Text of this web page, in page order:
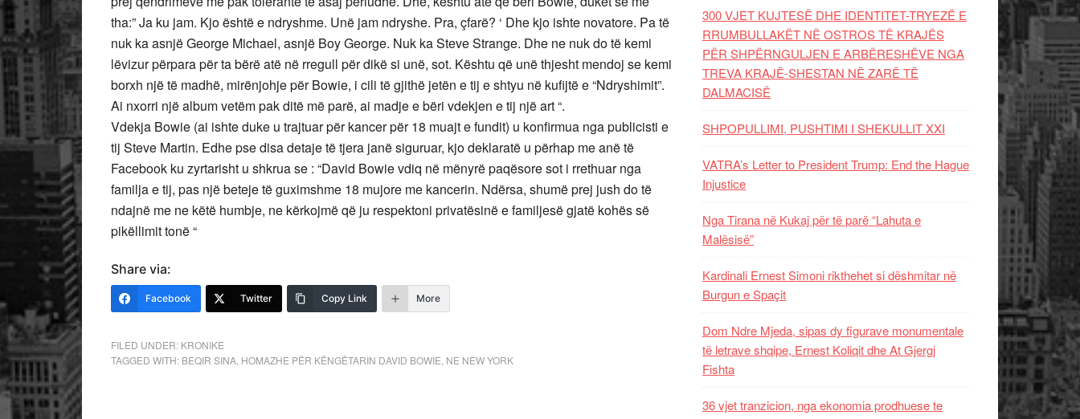
tha:” Ja ku jam. Kjo është e ndryshme. Unë jam ndryshe. Pra, çfarë? ‘ Dhe kjo ishte novatore. Pa të
nuk ka asnjë George Michael, asnjë Boy George. Nuk ka Steve Strange. Dhe ne nuk do të kemi
lëvizur përpara për ta bërë atë në rregull për dikë si unë, sot. Kështu që unë thjesht mendoj se kemi
borxh një të madhë, mirënjohje për Bowie, i cili të gjithë jetën e tij e shtyu në kufijtë e “Ndryshimit”.
Ai nxorri një album vetëm pak ditë më parë, ai madje e bëri vdekjen e tij një art “.
Vdekja Bowie (ai ishte duke u trajtuar për kancer për 18 muajt e fundit) u konfirmua nga publicisti e
tij Steve Martin. Edhe pse disa detaje të tjera janë siguruar, kjo deklaratë u përhap me anë të
Facebook ku zyrtarisht u shkrua se : “David Bowie vdiq në mënyrë paqësore sot i rrethuar nga
familja e tij, pas një beteje të guximshme 18 mujore me kancerin. Ndërsa, shumë prej jush do të
ndajnë me ne këtë humbje, ne kërkojmë që ju respektoni privatësinë e familjesë gjatë kohës së
pikëllimit tonë “
Share via:
Facebook Twitter Copy Link More
FILED UNDER: KRONIKE
TAGGED WITH: BEQIR SINA HOMAZHE PËR KËNGËTARIN DAVID BOWIE NE NEW YORK
300 VJET KUJTESË DHE IDENTITET-TRYEZË E
RRUMBULLAKËT NË OSTROS TË KRAJËS
PËR SHPËRNGULJEN E ARBËRESHËVE NGA
TREVA KRAJË-SHESTAN NË ZARË TË
DALMACISË
SHPOPULLIMI, PUSHTIMI I SHEKULLIT XXI
VATRA’s Letter to President Trump: End the Hague
Injustice
Nga Tirana në Kukaj për të parë “Lahuta e
Malësisë”
Kardinali Ernest Simoni rikthehet si dëshmitar në
Burgun e Spaçit
Dom Ndre Mjeda, sipas dy figurave monumentale
të letrave shqipe, Ernest Koliqit dhe At Gjergj
Fishta
36 vjet tranzicion, nga ekonomia prodhuese te